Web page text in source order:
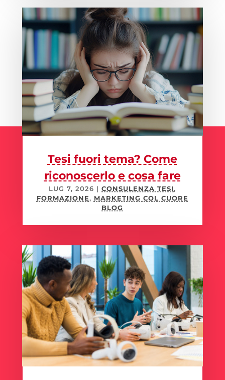
Tesi fuori tema? Come
riconoscerlo e cosa fare
LUG 7, 2026 |CONSULENZA TESI,
FORMAZIONE, MARKETING COL CUORE
BLOG